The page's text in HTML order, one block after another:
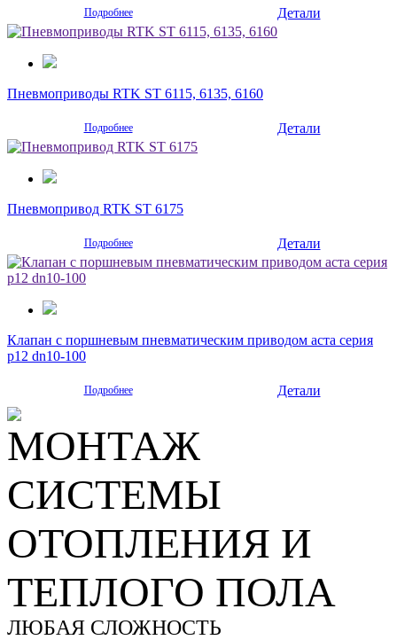
Подробнее Детали
Пневмоприводы RTK ST 6115, 6135, 6160
Подробнее Детали
Пневмопривод RTK ST 6175
Подробнее Детали
Клапан с поршневым пневматическим приводом аста серия
р12 dn10-100
Подробнее Детали
МОНТАЖ
СИСТЕМЫ
ОТОПЛЕНИЯ И
ТЕПЛОГО ПОЛА
ЛЮБАЯ СЛОЖНОСТЬ